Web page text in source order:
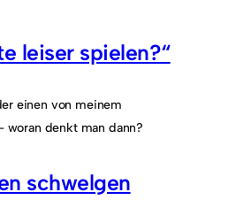
leiser spielen?“
einen von meinem
woran denkt man dann?
schwelgen